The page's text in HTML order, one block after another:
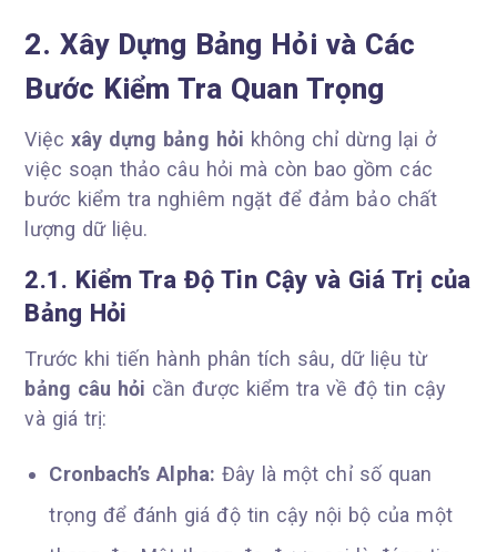
2. Xây Dựng Bảng Hỏi và Các
Bước Kiểm Tra Quan Trọng
Việc xây dựng bảng hỏi không chỉ dừng lại ở
việc soạn thảo câu hỏi mà còn bao gồm các
bước kiểm tra nghiêm ngặt để đảm bảo chất
lượng dữ liệu.
2.1. Kiểm Tra Độ Tin Cậy và Giá Trị của
Bảng Hỏi
Trước khi tiến hành phân tích sâu, dữ liệu từ
bảng câu hỏi cần được kiểm tra về độ tin cậy
và giá trị:
Cronbach’s Alpha: Đây là một chỉ số quan
trọng để đánh giá độ tin cậy nội bộ của một